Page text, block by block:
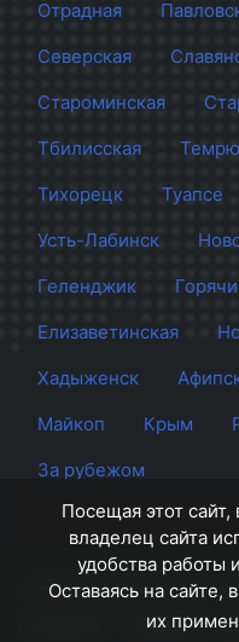
Отрадная
Северская
Староминская
Тбилисская
Тихорецк
Туапсе
Усть-Лабинск
Геленджик
Елизаветинская
Хадыженск
Майкоп
Крым
За рубежом
Сайт Краснодара
©
Правила
Посещая этот
владелец сайта
удобства работы
Оставаясь на сайте,
их